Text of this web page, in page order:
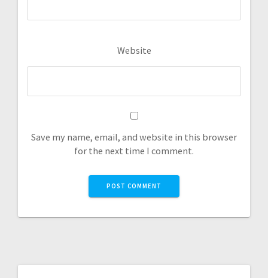
Website
Save my name, email, and website in this browser
for the next time I comment.